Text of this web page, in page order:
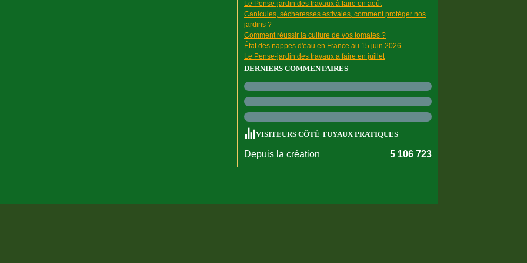
Le Pense-jardin des travaux à faire en août
Canicules, sécheresses estivales, comment protéger nos
jardins ?
Comment réussir la culture de vos tomates ?
État des nappes d'eau en France au 15 juin 2026
Le Pense-jardin des travaux à faire en juillet
DERNIERS COMMENTAIRES
VISITEURS CÔTÉ TUYAUX PRATIQUES
Depuis la création 5 106 723